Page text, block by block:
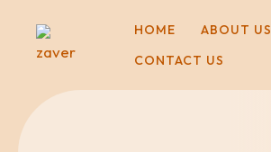
HOME ABOUT US
CONTACT US